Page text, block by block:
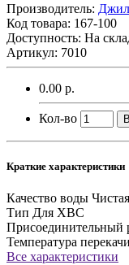
Производитель:
Код товара: 167-100
Доступность: На
Артикул: 7010
0.00 р.
Кол-во
Краткие характеристики
Качество воды Чистая
Тип Для ХВС
Присоединительный
Температура
Все характеристики